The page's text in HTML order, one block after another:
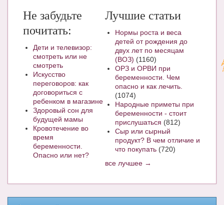
Не забудьте
почитать:
Дети и телевизор:
смотреть или не
смотреть
Искусство
переговоров: как
договориться с
ребенком в магазине
Здоровый сон для
будущей мамы
Кровотечение во
время
беременности.
Опасно или нет?
Лучшие статьи
Нормы роста и веса
детей от рождения до
двух лет по месяцам
(ВОЗ) (1160)
ОРЗ и ОРВИ при
беременности. Чем
опасно и как лечить.
(1074)
Народные приметы при
беременности - стоит
прислушаться (812)
Сыр или сырный
продукт? В чем отличие и
что покупать (720)
все лучшее →